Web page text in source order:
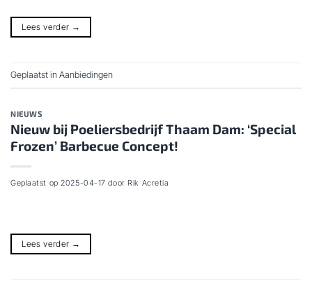
Lees verder →
Geplaatst in Aanbiedingen
NIEUWS
Nieuw bij Poeliersbedrijf Thaam Dam: ‘Special
Frozen’ Barbecue Concept!
Geplaatst op2025-04-17 door Rik Acretia
Lees verder →